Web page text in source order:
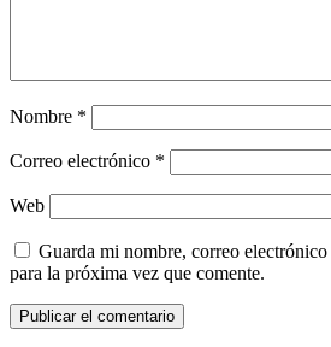
Nombre *
Correo electrónico *
Web
Guarda mi nombre, correo
para la próxima vez que comente.